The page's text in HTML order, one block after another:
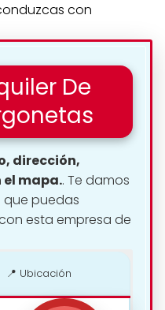
con
De
dirección,
el mapa.. Te damos
puedas
esta empresa de
📍 Ubicación